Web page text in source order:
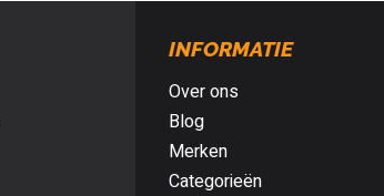
INFORMATIE
Over ons
Blog
Merken
Categorieën